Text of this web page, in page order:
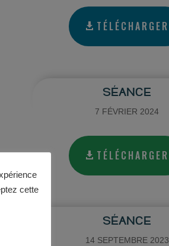
TÉLÉCHARGER
SÉANCE
7 FÉVRIER 2024
TÉLÉCHARGER
SÉANCE
14 SEPTEMBRE 2023
cette